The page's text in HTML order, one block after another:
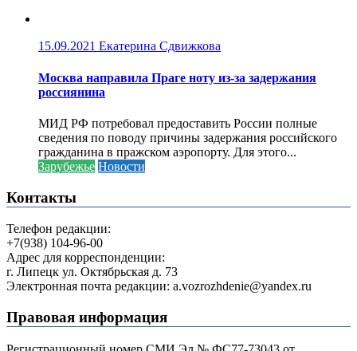
15.09.2021 Екатерина Сдвижкова
Москва направила Праге ноту из-за задержания
россиянина
МИД РФ потребовал предоставить России полные
сведения по поводу причины задержания российского
гражданина в пражском аэропорту. Для этого...
Зарубежье Новости
Контакты
Телефон редакции:
+7(938) 104-96-00
Адрес для корреспонденции:
г. Липецк ул. Октябрьская д. 73
Электронная почта редакции: a.vozrozhdenie@yandex.ru
Правовая информация